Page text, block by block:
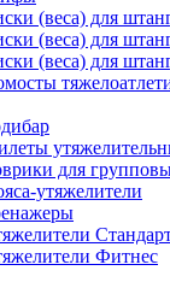
(веса) для
(веса) для
(веса) для
для
утяжелители
Фитнес